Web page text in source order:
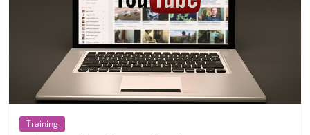
บริการ
พัฒนา
Training